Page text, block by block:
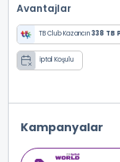
Avantajlar
TB Club Kazancın338 TB
İptal Koşulu
Kampanyalar